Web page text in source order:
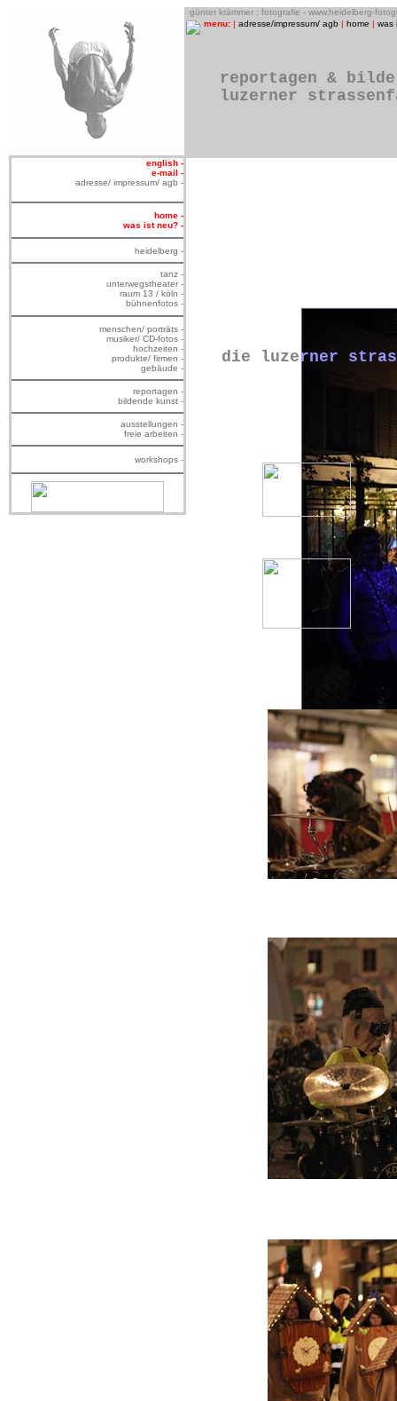
günter krämmer : fotografie - www.heidelberg-
menu: | adresse/impressum/ agb | home | was
reportagen &
luzerner
die luzerner
english -
e-mail -
adresse/ impressum/ agb -
home -
was ist neu? -
heidelberg -
tanz -
unterwegstheater -
raum 13 / köln -
bühnenfotos -
menschen/ porträts -
musiker/ CD-fotos -
hochzeiten -
produkte/ firmen -
gebäude -
reportagen -
bildende kunst -
ausstellungen -
freie arbeiten -
workshops -